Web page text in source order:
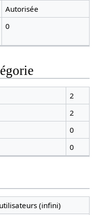
Autorisée
0
2
2
0
0
(infini)